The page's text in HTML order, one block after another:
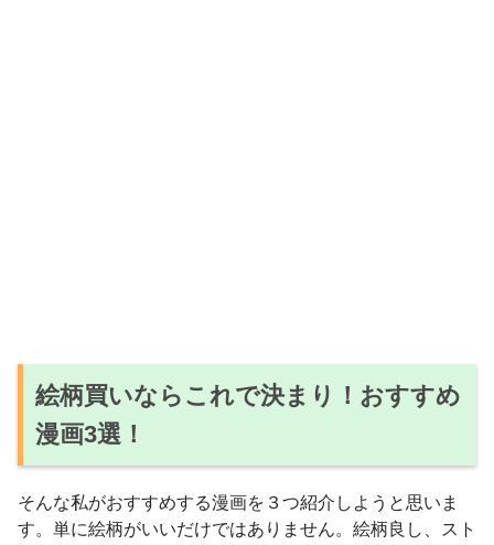
絵柄買いならこれで決まり！おすすめ
漫画3選！
そんな私がおすすめする漫画を３つ紹介しようと思いま
す。単に絵柄がいいだけではありません。絵柄良し、スト